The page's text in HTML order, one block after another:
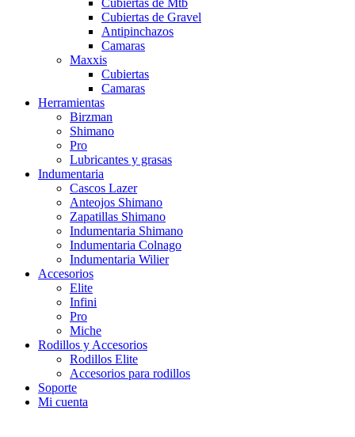
Cubiertas de Mtb
Cubiertas de Gravel
Antipinchazos
Camaras
Maxxis
Cubiertas
Camaras
Herramientas
Birzman
Shimano
Pro
Lubricantes y grasas
Indumentaria
Cascos Lazer
Anteojos Shimano
Zapatillas Shimano
Indumentaria Shimano
Indumentaria Colnago
Indumentaria Wilier
Accesorios
Elite
Infini
Pro
Miche
Rodillos y Accesorios
Rodillos Elite
Accesorios para rodillos
Soporte
Mi cuenta